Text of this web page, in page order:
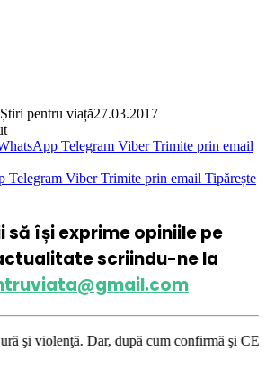
Știri pentru viață27.03.2017
Telegram Viber Trimite prin email
Telegram Viber Trimite prin email Tipărește
își exprime opiniile pe
scriindu-ne la
Dar, după cum confirmă şi CEDO în